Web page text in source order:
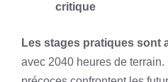
critique
Les stages pratiques sont
avec 2040 heures de